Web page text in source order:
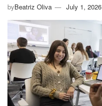
byBeatriz Oliva July 1, 2026